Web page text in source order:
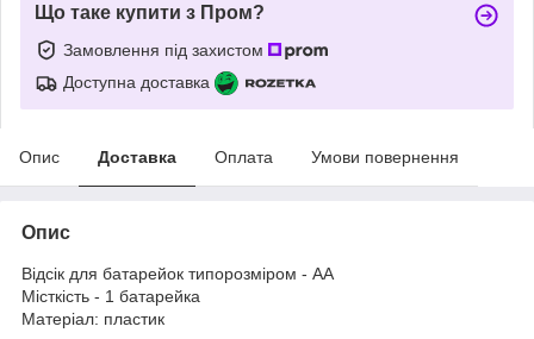
Що таке купити з Пром?
Замовлення під захистом
Доступна доставка
Опис Доставка Оплата Умови повернення
Опис
Відсік для батарейок типорозміром - AA
Місткість - 1 батарейка
Матеріал: пластик